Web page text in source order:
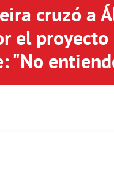
cruzó a
el proyecto
"No